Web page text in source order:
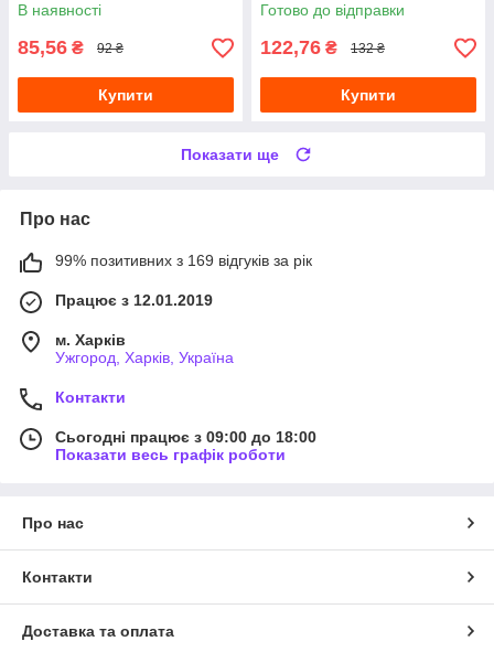
В наявності
85,56 ₴ 92 ₴
Купити
Готово до відправки
122,76 ₴ 132 ₴
Купити
Показати ще
Про нас
99% позитивних з 169 відгуків за рік
Працює з 12.01.2019
м. Харків
Ужгород, Харків, Україна
Контакти
Сьогодні працює з 09:00 до 18:00
Показати весь графік роботи
Про нас
Контакти
Доставка та оплата